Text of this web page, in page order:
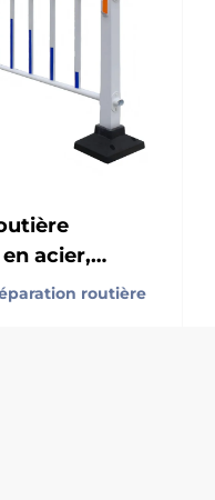
acier,
80, 75 routière